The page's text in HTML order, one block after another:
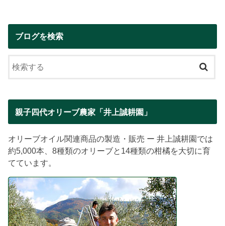
ブログを検索
親子四代オリーブ農家「井上誠耕園」
オリーブオイル関連商品の製造・販売 ー 井上誠耕園では
約5,000本、8種類のオリーブと14種類の柑橘を大切に育
てています。